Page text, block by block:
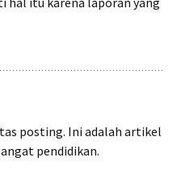
posting. Ini adalah artikel
pendidikan.